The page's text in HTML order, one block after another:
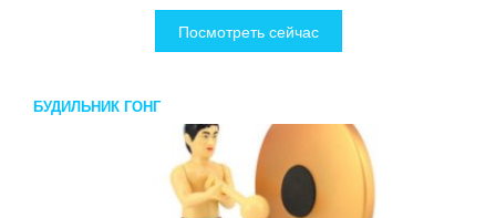
Посмотреть сейчас
БУДИЛЬНИК ГОНГ